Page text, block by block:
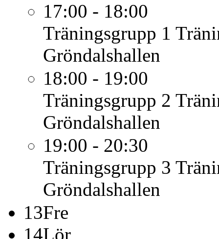
17:00 - 18:00
Träningsgrupp 1
Gröndalshallen
18:00 - 19:00
Träningsgrupp 2
Gröndalshallen
19:00 - 20:30
Träningsgrupp 3
Gröndalshallen
13Fre
14Lör